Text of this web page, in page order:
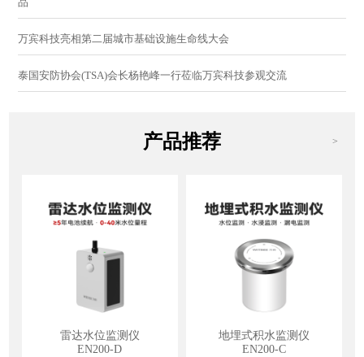
万宾科技亮相第二届城市基础设施生命线大会
泰国安防协会(TSA)会长杨艳峰一行莅临万宾科技参观交流
产品推荐 >
雷达水位监测仪
EN200-D
地埋式积水监测仪
EN200-C